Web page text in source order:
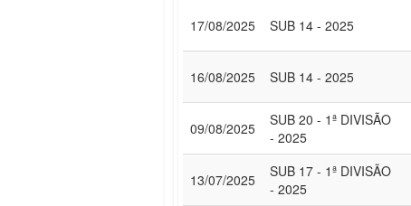
17/08/2025 SUB 14 - 2025
16/08/2025 SUB 14 - 2025
09/08/2025
SUB 20 - 1ª DIVISÃO
- 2025
13/07/2025
SUB 17 - 1ª DIVISÃO
- 2025